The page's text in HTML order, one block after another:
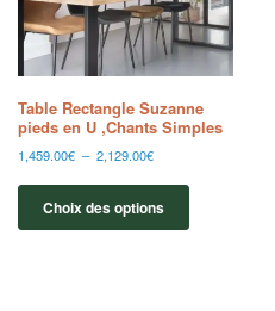
Table Rectangle Suzanne
pieds en U ,Chants Simples
1,459.00€ – 2,129.00€
Choix des options